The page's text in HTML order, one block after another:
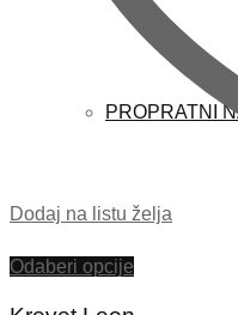
PROPRATNI
Dodaj na listu želja
Odaberi opcije